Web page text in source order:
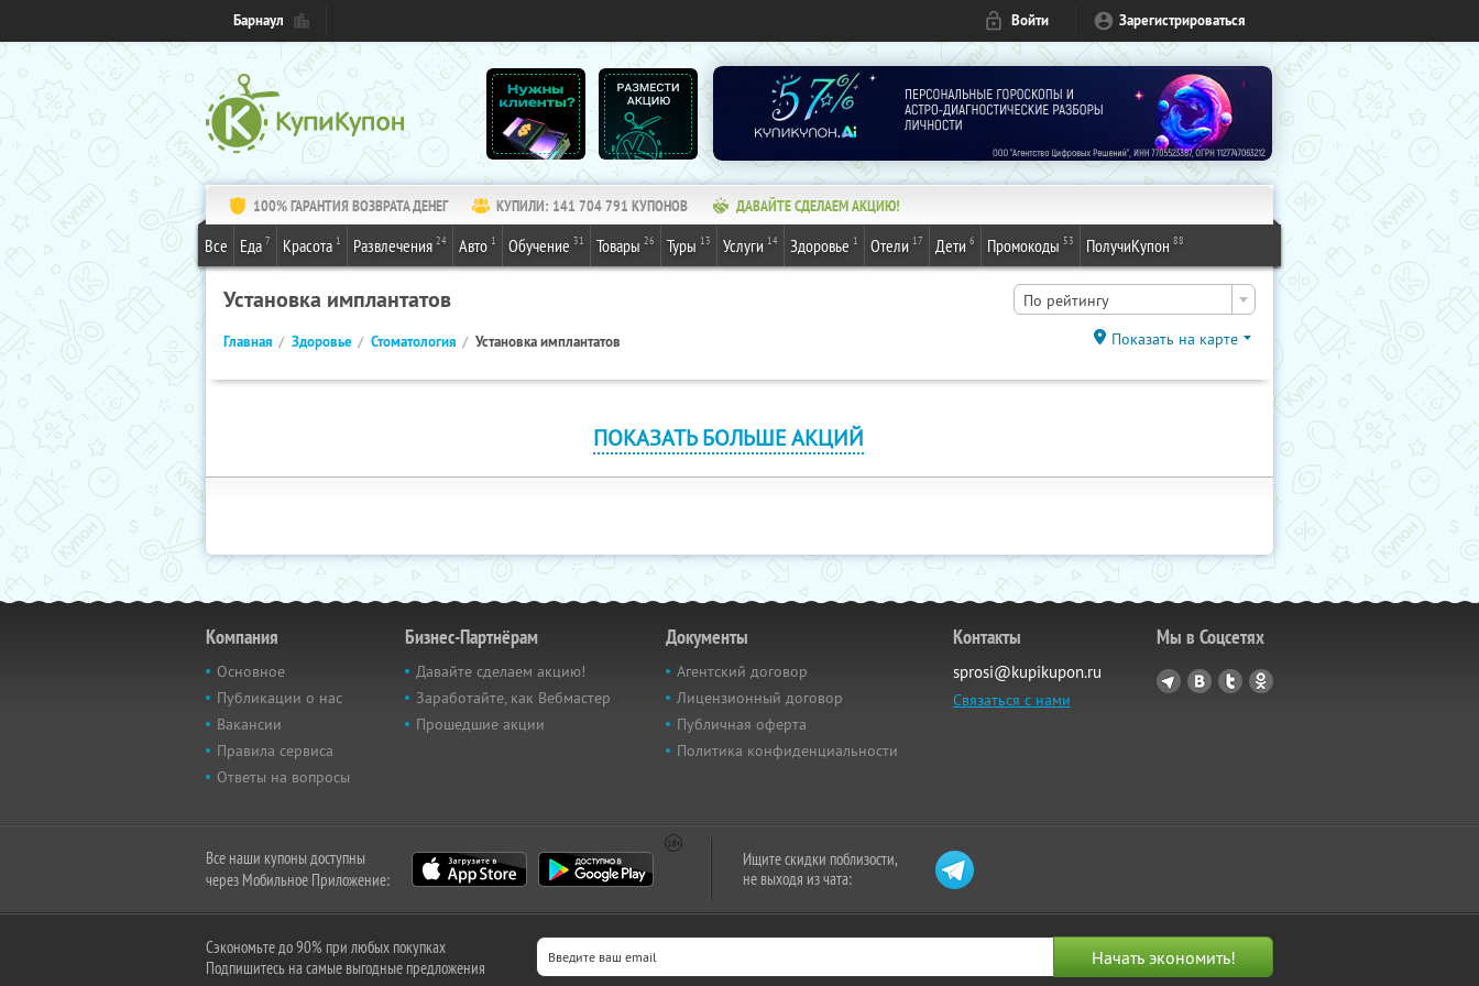
Барнаул Войти Зарегистрироваться
100% ГАРАНТИЯ ВОЗВРАТА ДЕНЕГ КУПИЛИ: 141 704 791 КУПОНОВ ДАВАЙТЕ СДЕЛАЕМ АКЦИЮ!
Все Еда 7 Красота 1 Развлечения 24 Авто 1 Обучение 31 Товары 26 Туры 13 Услуги 14 Здоровье 1 Отели 17 Дети 6 Промокоды 53 ПолучиКупон 88
Установка имплантатов По рейтингу
Главная Здоровье Стоматология Установка имплантатов Показать на карте
ПОКАЗАТЬ БОЛЬШЕ АКЦИЙ
Компания
Основное
Публикации о нас
Вакансии
Правила сервиса
Ответы на вопросы
Бизнес-Партнёрам
Давайте сделаем акцию!
Заработайте, как Вебмастер
Прошедшие акции
Документы
Агентский договор
Лицензионный договор
Публичная оферта
Политика конфиденциальности
Контакты
sprosi@kupikupon.ru
Связаться с нами
Мы в Соцсетях
Все наши купоны доступны
через Мобильное Приложение:
Ищите скидки поблизости,
не выходя из чата:
Сэкономьте до 90% при любых покупках
Подпишитесь на самые выгодные предложения